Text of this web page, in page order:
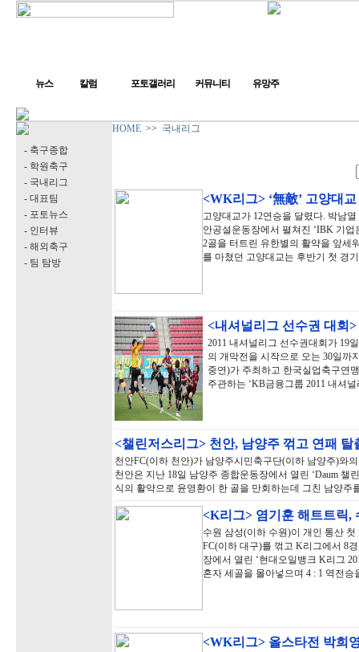
뉴스 칼럼 포토갤러리 커뮤니티 유망주
- 축구종합
- 학원축구
- 국내리그
- 대표팀
- 포토뉴스
- 인터뷰
- 해외축구
- 팀 탐방
HOME >> 국내리그
<WK리그> ‘無敵’ 고양대
고양대교가 12연승을 달렸다. 박남
안공설운동장에서 펼쳐진 ‘IBK 기
2골을 터트린 유한별의 활약을 앞세
를 마쳤던 고양대교는 후반기 첫 경
<내셔널리그 선수권 대회
2011 내셔널리그 선수권대회가 19
의 개막전을 시작으로 오는 30일까
중연)가 주최하고 한국실업축구연
주관하는 ‘KB금융그룹 2011 내셔
<챌린저스리그> 천안, 남양주 꺾고 연패 탈
천안FC(이하 천안)가 남양주시민축구단(이하 남양주)와
천안은 지난 18일 남양주 종합운동장에서 열린 ‘Daum 챌
식의 활약으로 윤영환이 한 골을 만회하는데 그친 남양
<K리그> 염기훈 해트트릭,
수원 삼성(이하 수원)이 개인 통산
FC(이하 대구)를 꺾고 K리그에서 8
장에서 열린 ‘현대오일뱅크 K리그
혼자 세골을 몰아넣으며 4 : 1 역전
<WK리그> 올스타전 박희